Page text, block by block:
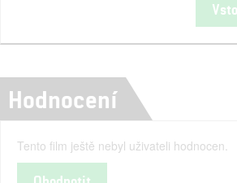
Hodnocení
Tento film ještě nebyl uživateli hodnocen.